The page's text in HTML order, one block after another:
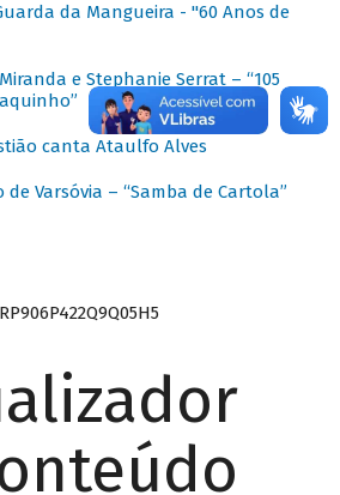
da Mangueira - "60 Anos de
e Stephanie Serrat – “105
canta Ataulfo Alves
de Varsóvia – “Samba de Cartola”